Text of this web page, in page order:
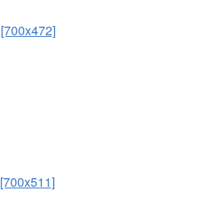
[700x472]
[700x511]